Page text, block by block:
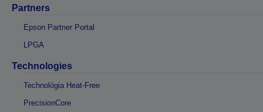
Partners
Epson Partner Portal
LPGA
Technologies
Technológia Heat-Free
PrecisionCore